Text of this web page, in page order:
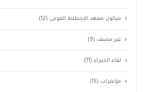
صالون معهد التخطيط القومى (12)
غير مصنف (9)
لقاء الخبراء(11)
مؤتمرات (15)